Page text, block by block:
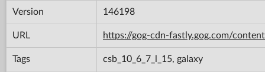
Version 146198
URL https://gog-cdn-fastly.gog.com/
Tags csb_10_6_7_l_15, galaxy